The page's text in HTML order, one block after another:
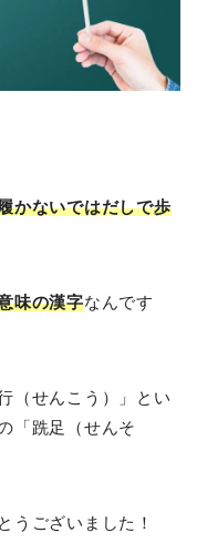
かないではだしで歩
味の漢字なんです
（せんこう）」とい
「跣足（せんそ
うございました！